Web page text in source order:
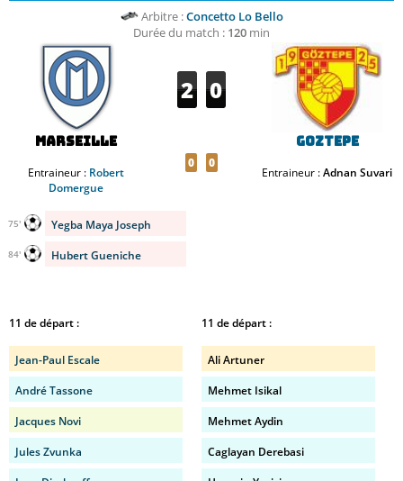
Arbitre :Concetto Lo Bello
Durée du match : 120 min
Marseille
Entraineur : Robert
Domergue
2 0
0 0
Goztepe
Entraineur :Adnan Suvari
Yegba Maya Joseph
75'
Hubert Gueniche
84'
11 de départ :
Jean-Paul Escale
André Tassone
Jacques Novi
Jules Zvunka
11 de départ :
Ali Artuner
Mehmet Isikal
Mehmet Aydin
Caglayan Derebasi